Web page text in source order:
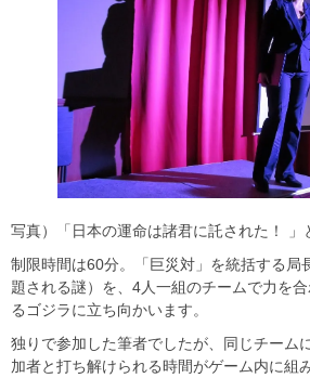
写真）「日本の運命は諸君に託された！ 」
制限時間は60分。「巨災対」を統括する局
題される謎）を、4人一組のチームで力を
るゴジラに立ち向かいます。
独りで参加した筆者でしたが、同じチーム
加者と打ち解けられる時間がゲーム内に組